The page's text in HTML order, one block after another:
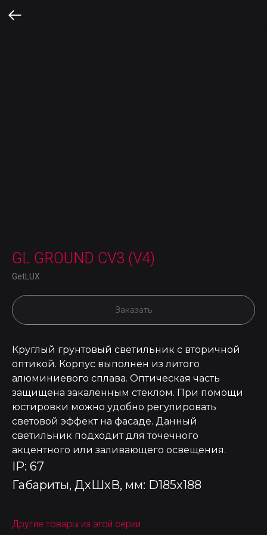
GL GROUND CV3 (V4)
GetLUX
Заказать
Круглый грунтовый светильник с вторичной
оптикой. Корпус выполнен из литого
алюминиевого сплава. Оптическая часть
защищена закаленным стеклом. При помощи
юстировки можно удобно регулировать
световой эффект на фасаде. Данный
светильник подходит для точечного
акцентного или заливающего освещения.
IP: 67
Габариты, ДхШхВ, мм: D185x188
Другие товары из этой серии